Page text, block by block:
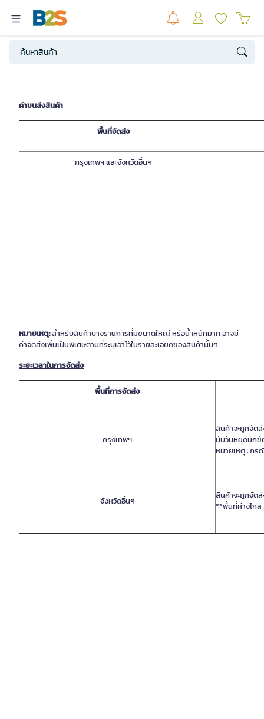
ค่าขนส่งสินค้า
พื้นที่จัดส่ง
กรุงเทพฯ และจังหวัดอื่นๆ
หมายเหตุ:สำหรับสินค้าบางรายการที่มีขนาดใหญ่ หรือน้ำหนักมาก อาจมี
ค่าจัดส่งเพิ่มเป็นพิเศษตามที่ระบุเอาไว้ในรายละเอียดของสินค้านั้นๆ
ระยะเวลาในการจัดส่ง
พื้นที่การจัดส่ง
กรุงเทพฯ
สินค้าจะถูกจัดส่
นับวันหยุดนัก
หมายเหตุ : กร
จังหวัดอื่นๆ
สินค้าจะถูกจัด
**พื้นที่ห่างไกล